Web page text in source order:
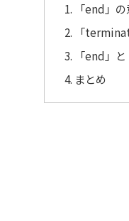
「end」
「
「end」
まとめ